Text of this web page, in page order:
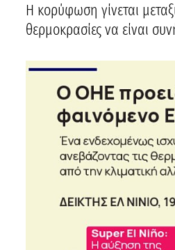
Η κορύφωση γίνεται
θερμοκρασίες να είναι